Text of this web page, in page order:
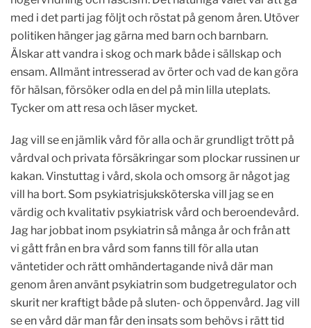
med i det parti jag följt och röstat på genom åren. Utöver
politiken hänger jag gärna med barn och barnbarn.
Älskar att vandra i skog och mark både i sällskap och
ensam. Allmänt intresserad av örter och vad de kan göra
för hälsan, försöker odla en del på min lilla uteplats.
Tycker om att resa och läser mycket.
Jag vill se en jämlik vård för alla och är grundligt trött på
vårdval och privata försäkringar som plockar russinen ur
kakan. Vinstuttag i vård, skola och omsorg är något jag
vill ha bort. Som psykiatrisjuksköterska vill jag se en
värdig och kvalitativ psykiatrisk vård och beroendevård.
Jag har jobbat inom psykiatrin så många år och från att
vi gått från en bra vård som fanns till för alla utan
väntetider och rätt omhändertagande nivå där man
genom åren använt psykiatrin som budgetregulator och
skurit ner kraftigt både på sluten- och öppenvård. Jag vill
se en vård där man får den insats som behövs i rätt tid